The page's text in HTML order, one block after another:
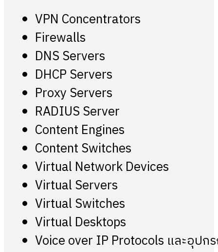
VPN Concentrators
Firewalls
DNS Servers
DHCP Servers
Proxy Servers
RADIUS Server
Content Engines
Content Switches
Virtual Network Devices
Virtual Servers
Virtual Switches
Virtual Desktops
Voice over IP Protocols และอุป